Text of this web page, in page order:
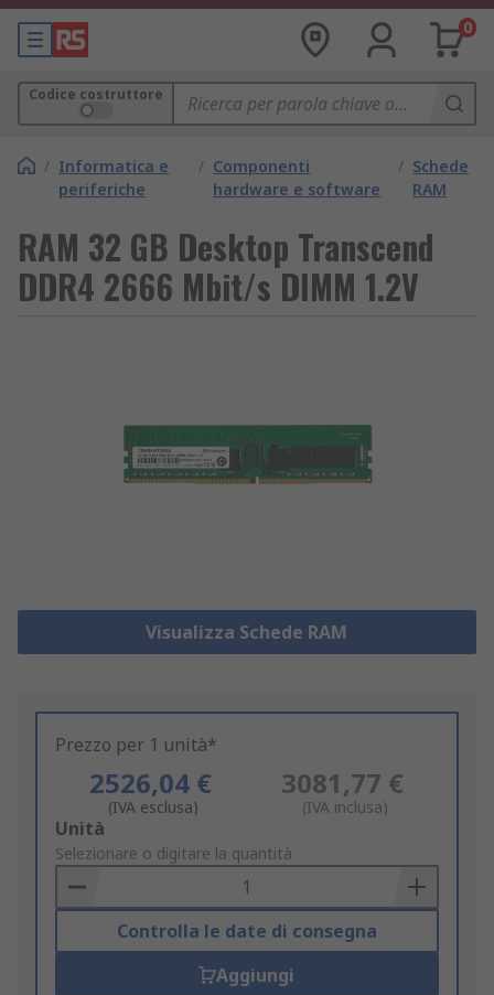
0
Codice costruttore
/ Informatica e
periferiche
/ Componenti
hardware e software
/ Schede
RAM
RAM 32 GB Desktop Transcend
DDR4 2666 Mbit/s DIMM 1.2V
Visualizza Schede RAM
Prezzo per 1 unità*
2526,04 €
(IVA esclusa)
3081,77 €
(IVA inclusa)
Add
to
Basket
Unità
Selezionare o digitare la quantità
Controlla le date di consegna
Aggiungi